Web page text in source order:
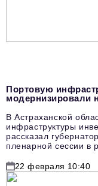
Портовую
модернизировали
В Астраханской
инфраструктуры
рассказал
пленарной сессии в
22 февраля 10:40